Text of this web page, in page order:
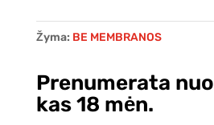
Žyma: BE MEMBRANOS
Prenumerata nuo
kas 18 mėn.